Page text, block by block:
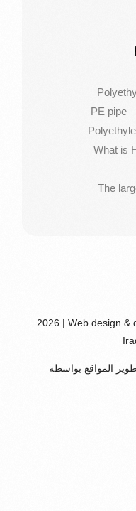
PE pipe
What is
The
2026 | Web design &